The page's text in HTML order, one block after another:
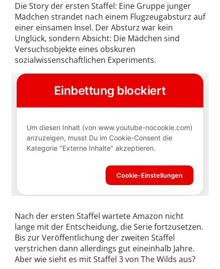
Die Story der ersten Staffel: Eine Gruppe junger
Mädchen strandet nach einem Flugzeugabsturz auf
einer einsamen Insel. Der Absturz war kein
Unglück, sondern Absicht: Die Mädchen sind
Versuchsobjekte eines obskuren
sozialwissenschaftlichen Experiments.
Nach der ersten Staffel wartete Amazon nicht
lange mit der Entscheidung, die Serie fortzusetzen.
Bis zur Veröffentlichung der zweiten Staffel
verstrichen dann allerdings gut eineinhalb Jahre.
Aber wie sieht es mit Staffel 3 von The Wilds aus?